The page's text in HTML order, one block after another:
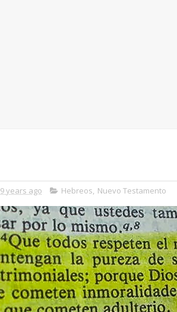
9 years ago Hebreos, Nuevo Testamento